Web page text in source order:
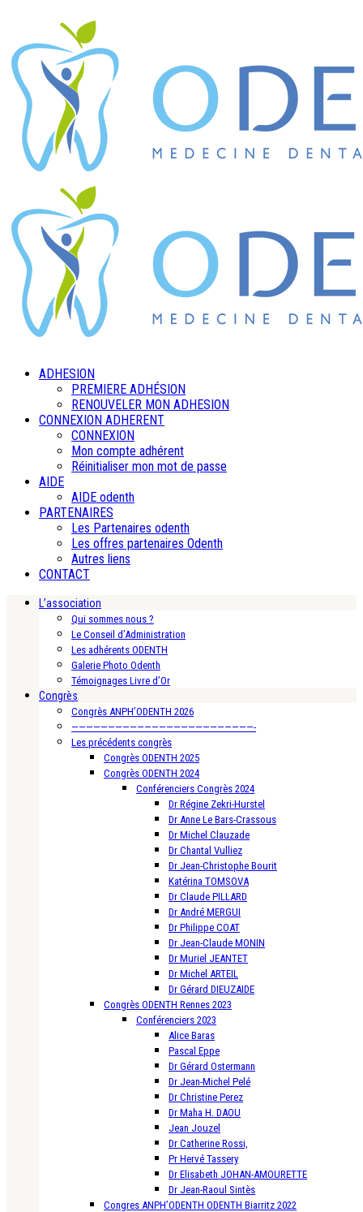
ADHESION
PREMIERE ADHÉSION
RENOUVELER MON ADHESION
CONNEXION ADHERENT
CONNEXION
Mon compte adhérent
Réinitialiser mon mot de passe
AIDE
AIDE odenth
PARTENAIRES
Les Partenaires odenth
Les offres partenaires Odenth
Autres liens
CONTACT
L’association
Qui sommes nous ?
Le Conseil d’Administration
Les adhérents ODENTH
Galerie Photo Odenth
Témoignages Livre d’Or
Congrès
Congrès ANPH’ODENTH 2026
—————————————————————————-
Les précédents congrès
Congrès ODENTH 2025
Congrès ODENTH 2024
Conférenciers Congrès 2024
Dr Régine Zekri-Hurstel
Dr Anne Le Bars-Crassous
Dr Michel Clauzade
Dr Chantal Vulliez
Dr Jean-Christophe Bourit
Katérina TOMSOVA
Dr Claude PILLARD
Dr André MERGUI
Dr Philippe COAT
Dr Jean-Claude MONIN
Dr Muriel JEANTET
Dr Michel ARTEIL
Dr Gérard DIEUZAIDE
Congrès ODENTH Rennes 2023
Conférenciers 2023
Alice Baras
Pascal Eppe
Dr Gérard Ostermann
Dr Jean-Michel Pelé
Dr Christine Perez
Dr Maha H. DAOU
Jean Jouzel
Dr Catherine Rossi,
Pr Hervé Tassery
Dr Elisabeth JOHAN-AMOURETTE
Dr Jean-Raoul Sintès
Congres ANPH’ODENTH ODENTH Biarritz 2022